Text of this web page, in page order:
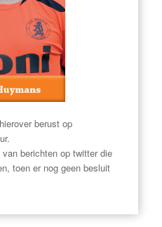
berust op
berichten op twitter die
toen er nog geen besluit